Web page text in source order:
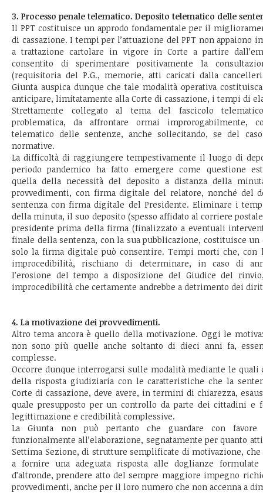
3. Processo penale telematico. Deposito telematico delle
Il PPT costituisce un approdo fondamentale per il
di cassazione. I tempi per l’attuazione del PPT non appaiono
a trattazione cartolare in vigore in Corte a partire
consentito di sperimentare positivamente la
(requisitoria del P.G., memorie, atti caricati dalla
Giunta auspica dunque che tale modalità operativa
anticipare, limitatamente alla Corte di cassazione, i tempi di
Strettamente collegato al tema del fascicolo
problematica, da affrontare ormai improrogabilmente,
telematico delle sentenze, anche sollecitando, se del
normative.
La difficoltà di raggiungere tempestivamente il luogo di
periodo pandemico ha fatto emergere come questione
quella della necessità del deposito a distanza della
provvedimenti, con firma digitale del relatore, nonché del
sentenza con firma digitale del Presidente. Eliminare i
della minuta, il suo deposito (spesso affidato al corriere
presidente prima della firma (finalizzato a eventuali
finale della sentenza, con la sua pubblicazione, costituisce
solo la firma digitale può consentire. Tempi morti che, con
improcedibilità, rischiano di determinare, in caso di
l’erosione del tempo a disposizione del Giudice del
improcedibilità che certamente andrebbe a detrimento dei
4. La motivazione dei provvedimenti.
Altro tema ancora è quello della motivazione. Oggi le
non sono più quelle anche soltanto di dieci anni fa,
complesse.
Occorre dunque interrogarsi sulle modalità mediante le quali
della risposta giudiziaria con le caratteristiche che la
Corte di cassazione, deve avere, in termini di chiarezza,
quale presupposto per un controllo da parte dei cittadini e
legittimazione e credibilità complessive.
La Giunta non può pertanto che guardare con
funzionalmente all’elaborazione, segnatamente per quanto
Settima Sezione, di strutture semplificate di motivazione,
a fornire una adeguata risposta alle doglianze
d’altronde, prendere atto del sempre maggiore impegno
provvedimenti, anche per il loro numero che non accenna a